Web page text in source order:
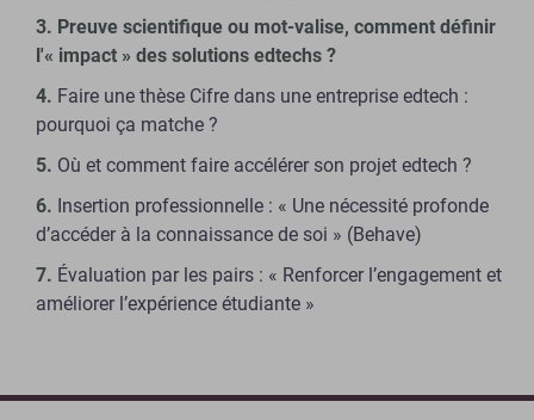
Preuve scientifique ou mot-valise, comment définir
l'« impact » des solutions edtechs ?
Faire une thèse Cifre dans une entreprise edtech :
pourquoi ça matche ?
Où et comment faire accélérer son projet edtech ?
Insertion professionnelle : « Une nécessité profonde
d’accéder à la connaissance de soi » (Behave)
Évaluation par les pairs : « Renforcer l’engagement et
améliorer l’expérience étudiante »